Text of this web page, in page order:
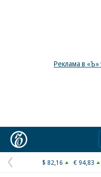
Реклама в
Предыдущая
$ 82,16 € 94,83